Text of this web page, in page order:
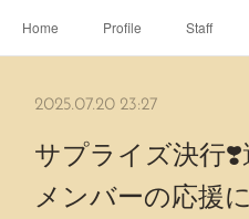
Home Profile Staff
2025.07.20 23:27
サプライズ決行
メンバーの応援